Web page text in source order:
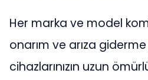
Her marka ve model
onarım ve arıza
cihazlarınızın uzun